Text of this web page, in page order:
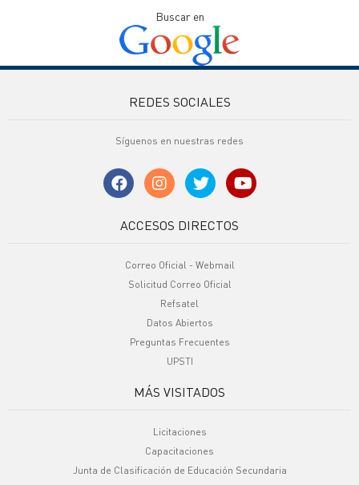
Buscar en
REDES SOCIALES
Síguenos en nuestras redes
ACCESOS DIRECTOS
Correo Oficial - Webmail
Solicitud Correo Oficial
Refsatel
Datos Abiertos
Preguntas Frecuentes
UPSTI
MÁS VISITADOS
Licitaciones
Capacitaciones
Junta de Clasificación de Educación Secundaria